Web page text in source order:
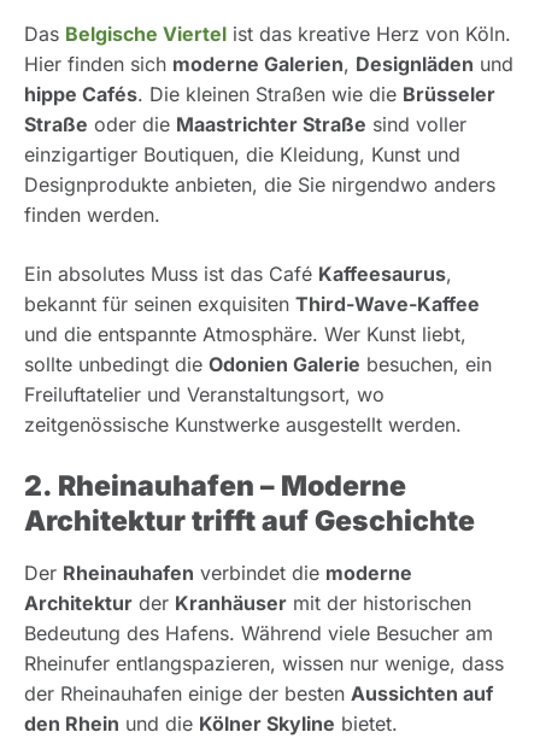
Das Belgische Viertel ist das kreative Herz von Köln.
Hier finden sich moderne Galerien, Designläden und
hippe Cafés. Die kleinen Straßen wie die Brüsseler
Straße oder die Maastrichter Straße sind voller
einzigartiger Boutiquen, die Kleidung, Kunst und
Designprodukte anbieten, die Sie nirgendwo anders
finden werden.
Ein absolutes Muss ist das Café Kaffeesaurus,
bekannt für seinen exquisiten Third-Wave-Kaffee
und die entspannte Atmosphäre. Wer Kunst liebt,
sollte unbedingt die Odonien Galerie besuchen, ein
Freiluftatelier und Veranstaltungsort, wo
zeitgenössische Kunstwerke ausgestellt werden.
2. Rheinauhafen – Moderne
Architektur trifft auf Geschichte
Der Rheinauhafen verbindet die moderne
Architektur der Kranhäuser mit der historischen
Bedeutung des Hafens. Während viele Besucher am
Rheinufer entlangspazieren, wissen nur wenige, dass
der Rheinauhafen einige der besten Aussichten auf
den Rhein und die Kölner Skyline bietet.